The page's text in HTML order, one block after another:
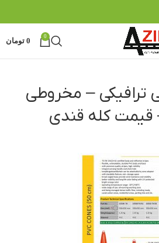
0
0 تومان
– مخروطی